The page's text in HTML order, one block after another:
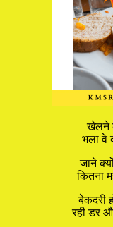
खेलने
भला वे
जाने
कितना
बेकदरी
रही डर